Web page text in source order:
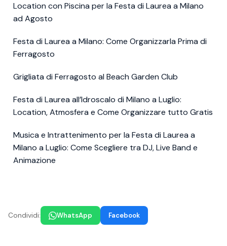
Location con Piscina per la Festa di Laurea a Milano
ad Agosto
Festa di Laurea a Milano: Come Organizzarla Prima di
Ferragosto
Grigliata di Ferragosto al Beach Garden Club
Festa di Laurea all’Idroscalo di Milano a Luglio:
Location, Atmosfera e Come Organizzare tutto Gratis
Musica e Intrattenimento per la Festa di Laurea a
Milano a Luglio: Come Scegliere tra DJ, Live Band e
Animazione
Condividi: WhatsApp Facebook